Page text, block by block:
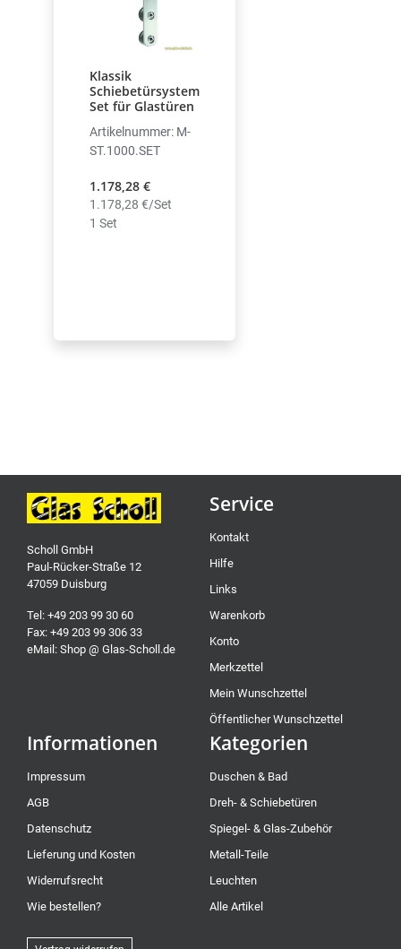
Klassik
Schiebetürsystem
Set für Glastüren
Artikelnummer: M-
ST.1000.SET
1.178,28 €
1.178,28 €/Set
1 Set
Scholl GmbH
Paul-Rücker-Straße 12
47059 Duisburg
Tel: +49 203 99 30 60
Fax: +49 203 99 306 33
eMail: Shop @ Glas-Scholl.de
Service
Kontakt
Hilfe
Links
Warenkorb
Konto
Merkzettel
Mein Wunschzettel
Öffentlicher Wunschzettel
Informationen
Impressum
AGB
Datenschutz
Lieferung und Kosten
Widerrufsrecht
Wie bestellen?
Kategorien
Duschen & Bad
Dreh- & Schiebetüren
Spiegel- & Glas-Zubehör
Metall-Teile
Leuchten
Alle Artikel